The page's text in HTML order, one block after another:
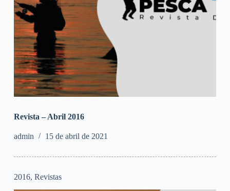
Revista – Abril 2016
admin 15 de abril de 2021
2016, Revistas